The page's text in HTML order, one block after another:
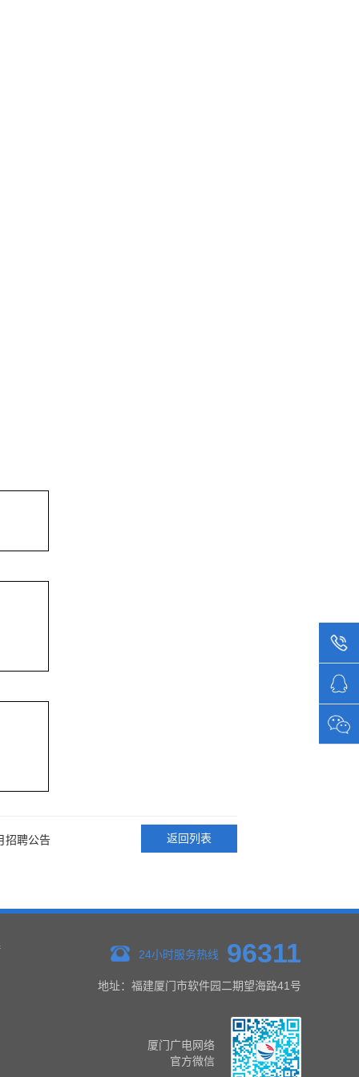
招聘公告 返回列表
24小时服务热线 96311
地址：福建厦门市软件园二期望海路41号
厦门广电网络
官方微信